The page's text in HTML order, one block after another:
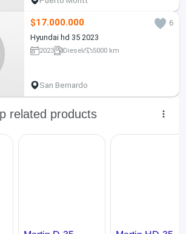
$17.000.000
6
Hyundai hd 35 2023
2023 Diesel 5000 km
San Bernardo